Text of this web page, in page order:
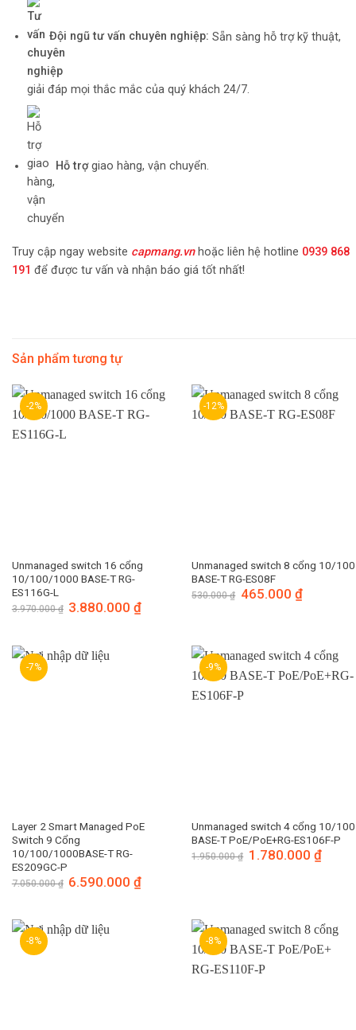
Đội ngũ tư vấn chuyên nghiệp: Sẵn sàng hỗ trợ kỹ thuật,
giải đáp mọi thắc mắc của quý khách 24/7.
Hỗ trợgiao hàng, vận chuyển.
Truy cập ngay website capmang.vnhoặc liên hệ hotline 0939 868
191 để được tư vấn và nhận báo giá tốt nhất!
Sản phẩm tương tự
-2%
Unmanaged switch 16 cổng
10/100/1000 BASE-T RG-
ES116G-L
3.970.000₫ Giá
gốc
3.880.000₫
3.880.000 ₫.
-12%
Unmanaged switch 8 cổng 10/100
BASE-T RG-ES08F
530.000₫ Giá
gốc
465.000 ₫Giá
-7%
Layer 2 Smart Managed PoE
Switch 9 Cổng
10/100/1000BASE-T RG-
ES209GC-P
7.050.000₫ Giá
gốc
6.590.000₫
6.590.000 ₫.
-9%
Unmanaged switch 4 cổng 10/100
BASE-T PoE/PoE+RG-ES106F-P
1.950.000₫ Giá
gốc
1.780.000 ₫Giá
-8% -8%